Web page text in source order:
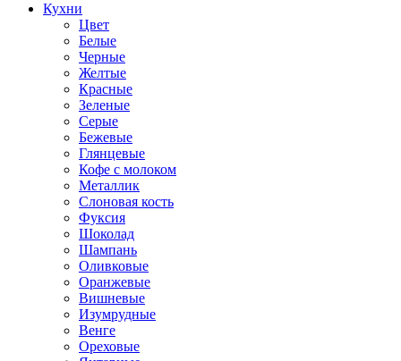
Кухни
Цвет
Белые
Черные
Желтые
Красные
Зеленые
Серые
Бежевые
Глянцевые
Кофе с молоком
Металлик
Слоновая кость
Фуксия
Шоколад
Шампань
Оливковые
Оранжевые
Вишневые
Изумрудные
Венге
Ореховые